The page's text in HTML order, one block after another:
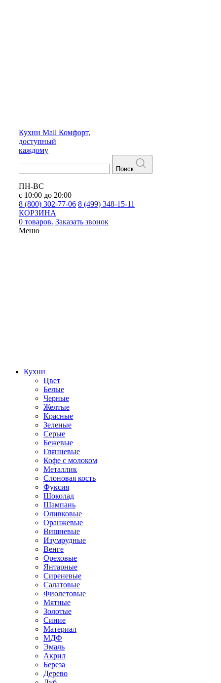
Кухни Mall Комфорт,
доступный
каждому
Поиск
ПН-ВС
с 10:00 до 20:00
8 (800) 302-77-06 8 (499) 348-15-11
КОРЗИНА
0 товаров. Заказать звонок
Меню
Кухни
Цвет
Белые
Черные
Желтые
Красные
Зеленые
Серые
Бежевые
Глянцевые
Кофе с молоком
Металлик
Слоновая кость
Фуксия
Шоколад
Шампань
Оливковые
Оранжевые
Вишневые
Изумрудные
Венге
Ореховые
Янтарные
Сиреневые
Салатовые
Фиолетовые
Мятные
Золотые
Синие
Материал
МДФ
Эмаль
Акрил
Береза
Дерево